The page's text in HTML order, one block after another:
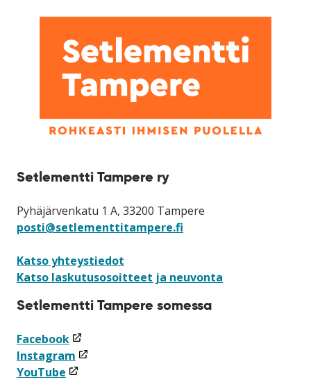
Setlementti Tampere ry
Pyhäjärvenkatu 1 A, 33200 Tampere
posti@setlementtitampere.fi
Katso yhteystiedot
Katso laskutusosoitteet ja neuvonta
Setlementti Tampere somessa
Facebook(linkki
avataan
uuteen
Instagram (linkki
avataan
YouTube (linkki